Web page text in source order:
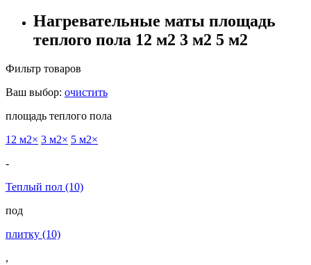
Нагревательные маты площадь
теплого пола 12 м2 3 м2 5 м2
Фильтр товаров
Ваш выбор: очистить
площадь теплого пола
12 м2× 3 м2× 5 м2×
-
Теплый пол (10)
под
плитку (10)
,